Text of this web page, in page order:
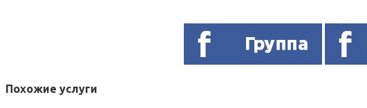
Похожие услуги